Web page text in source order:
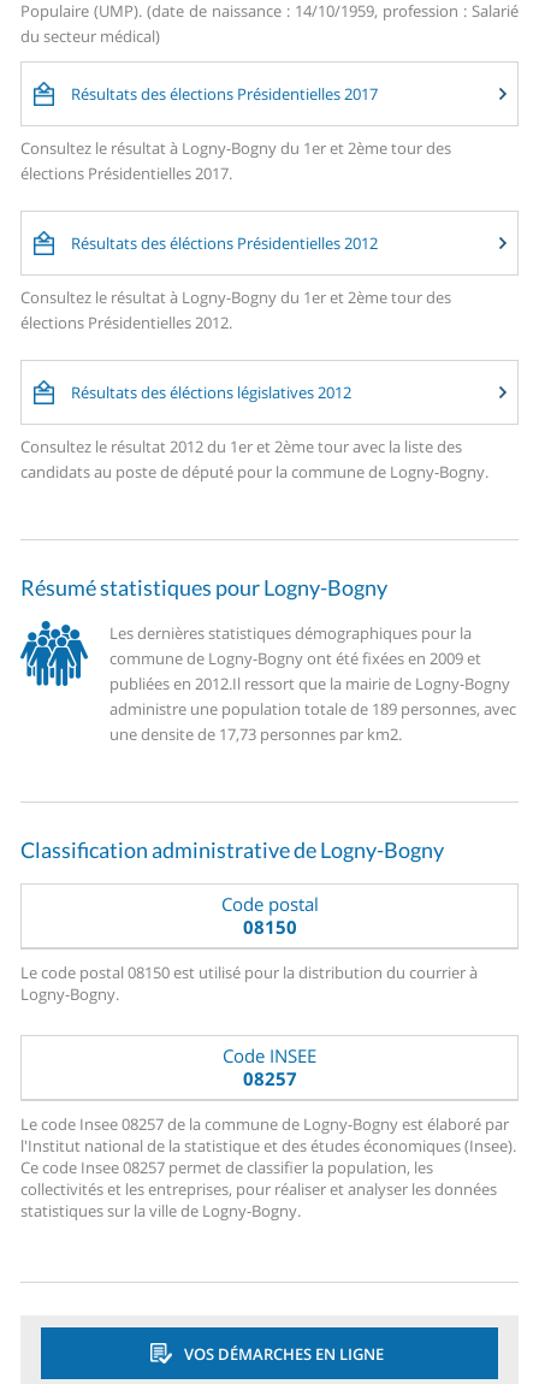
Populaire (UMP). (date de naissance : 14/10/1959, profession : Salarié
du secteur médical)
Résultats des élections Présidentielles 2017
Consultez le résultat à Logny-Bogny du 1er et 2ème tour des
élections Présidentielles 2017.
Résultats des éléctions Présidentielles 2012
Consultez le résultat à Logny-Bogny du 1er et 2ème tour des
élections Présidentielles 2012.
Résultats des éléctions législatives 2012
Consultez le résultat 2012 du 1er et 2ème tour avec la liste des
candidats au poste de député pour la commune de Logny-Bogny.
Résumé statistiques pour Logny-Bogny
Les dernières statistiques démographiques pour la
commune de Logny-Bogny ont été fixées en 2009 et
publiées en 2012.Il ressort que la mairie de Logny-Bogny
administre une population totale de 189 personnes, avec
une densite de 17,73 personnes par km2.
Classification administrative de Logny-Bogny
Code postal
08150
Le code postal 08150 est utilisé pour la distribution du courrier à
Logny-Bogny.
Code INSEE
08257
Le code Insee 08257 de la commune de Logny-Bogny est élaboré par
l'Institut national de la statistique et des études économiques (Insee).
Ce code Insee 08257 permet de classifier la population, les
collectivités et les entreprises, pour réaliser et analyser les données
statistiques sur la ville de Logny-Bogny.
VOS DÉMARCHES EN LIGNE